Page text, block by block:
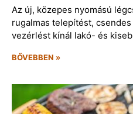
Az új, közepes nyomású
rugalmas telepítést,
vezérlést kínál lakó- és
BŐVEBBEN »